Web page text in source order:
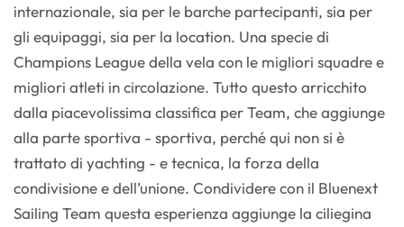
internazionale, sia per le barche partecipanti, sia per
gli equipaggi, sia per la location. Una specie di
Champions League della vela con le migliori squadre e
migliori atleti in circolazione. Tutto questo arricchito
dalla piacevolissima classifica per Team, che aggiunge
alla parte sportiva - sportiva, perché qui non si è
trattato di yachting - e tecnica, la forza della
condivisione e dell’unione. Condividere con il Bluenext
Sailing Team questa esperienza aggiunge la ciliegina